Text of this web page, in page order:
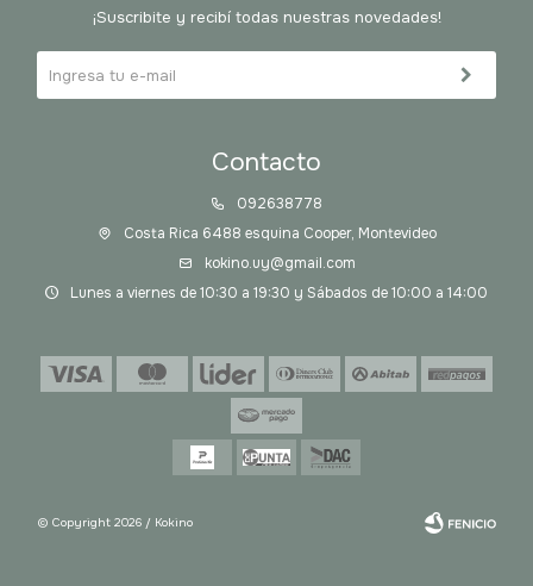
Contacto
092638778
Costa Rica 6488 esquina Cooper, Montevideo
kokino.uy@gmail.com
Lunes a viernes de 10:30 a 19:30 y Sábados de 10:00 a 14:00
¡Suscribite y recibí todas nuestras novedades!
© Copyright 2026 / Kokino